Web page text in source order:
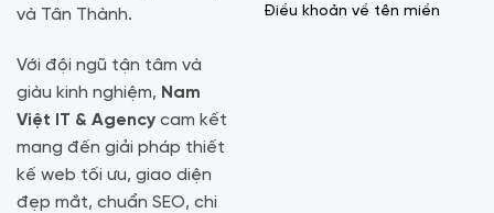
và Tân Thành.
Với đội ngũ tận tâm và
giàu kinh nghiệm, Nam
Việt IT & Agency cam kết
mang đến giải pháp thiết
kế web tối ưu, giao diện
đẹp mắt, chuẩn SEO, chi
Điều khoản về tên miền